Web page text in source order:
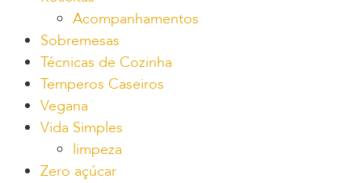
Acompanhamentos
Sobremesas
Técnicas de Cozinha
Temperos Caseiros
Vegana
Vida Simples
limpeza
Zero açúcar